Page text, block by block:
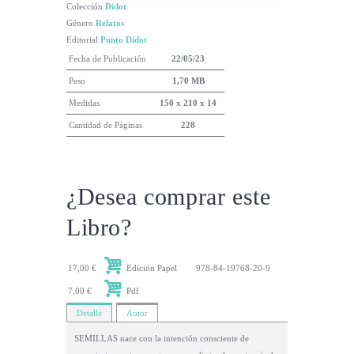
Colección Didot
Género Relatos
Editorial Punto Didot
Fecha de Publicación
22/05/23
Peso 1,70 MB
Medidas 150 x 210 x 14
Cantidad de Páginas 228
¿Desea comprar este
Libro?
17,00 € Edición Papel 978-84-19768-20-9
7,00 € Pdf
Detalle Autor
SEMILLAS nace con la intención consciente de